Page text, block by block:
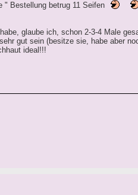
" Bestellung betrug 11 Seifen
glaube ich, schon 2-3-4 Male
gut sein (besitze sie, habe aber
ideal!!!